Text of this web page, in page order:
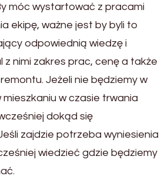
móc wystartować z pracami
ekipę, ważne jest by byli to
odpowiednią wiedzę i
z nimi zakres prac, cenę a także
Jeżeli nie będziemy w
w czasie trwania
dokąd się
zajdzie potrzeba wyniesienia
wiedzieć gdzie będziemy